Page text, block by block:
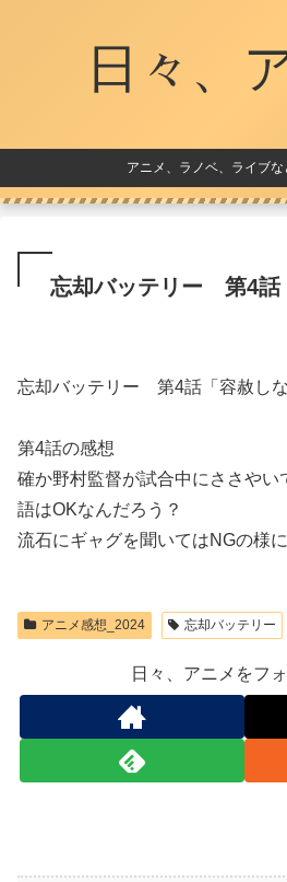
日々、
アニメ、ラノベ、ライブ
忘却バッテリー 第4話
忘却バッテリー 第4話「容赦し
第4話の感想
確か野村監督が試合中にささやい
語はOKなんだろう？
流石にギャグを聞いてはNGの様に
アニメ感想_2024 忘却バッテリー
日々、アニメをフ